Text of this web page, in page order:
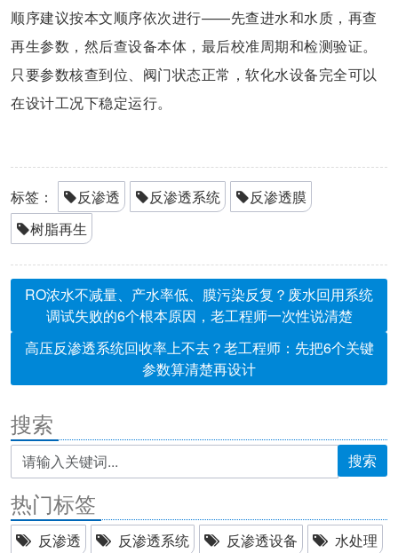
顺序建议按本文顺序依次进行——先查进水和水质，再查
再生参数，然后查设备本体，最后校准周期和检测验证。
只要参数核查到位、阀门状态正常，软化水设备完全可以
在设计工况下稳定运行。
标签： 反渗透 反渗透系统
反渗透膜
树脂再生
RO浓水不减量、产水率低、膜污染反复？废水回用系统
调试失败的6个根本原因，老工程师一次性说清楚
高压反渗透系统回收率上不去？老工程师：先把6个关键
参数算清楚再设计
搜索
搜索
热门标签
反渗透 反渗透系统 反渗透设备
水处理